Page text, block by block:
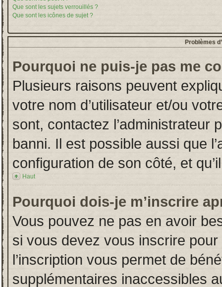
Que sont les sujets verrouillés ?
Que sont les icônes de sujet ?
Problèmes
Pourquoi ne puis-je pas me
Plusieurs raisons peuvent
votre nom d’utilisateur et/ou
sont, contactez l’administrateur
banni. Il est possible aussi que
configuration de son côté, et
Haut
Pourquoi dois-je m’inscrire
Vous pouvez ne pas en avoir
si vous devez vous inscrire
l’inscription vous permet de
supplémentaires inaccessibles